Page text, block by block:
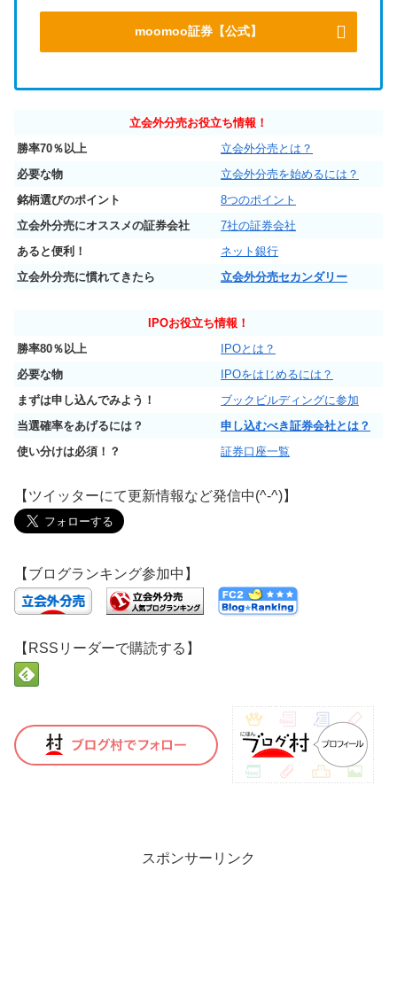
moomoo証券【公式】
立会外分売お役立ち情報！
勝率70％以上
立会外分売とは？
必要な物
立会外分売を始めるには？
銘柄選びのポイント
8つのポイント
立会外分売にオススメの証券会社
7社の証券会社
あると便利！
ネット銀行
立会外分売に慣れてきたら
立会外分売セカンダリー
IPOお役立ち情報！
勝率80％以上
IPOとは？
必要な物
IPOをはじめるには？
まずは申し込んでみよう！
ブックビルディングに参加
当選確率をあげるには？
申し込むべき証券会社とは？
使い分けは必須！？
証券口座一覧
【ツイッターにて更新情報など発信中(^-^)】
【ブログランキング参加中】
【RSSリーダーで購読する】
スポンサーリンク